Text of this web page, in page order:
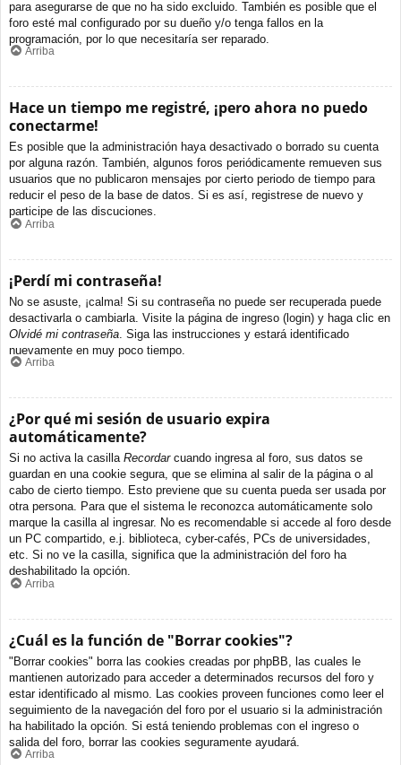
para asegurarse de que no ha sido excluido. También es posible que el
foro esté mal configurado por su dueño y/o tenga fallos en la
programación, por lo que necesitaría ser reparado.
Arriba
Hace un tiempo me registré, ¡pero ahora no puedo
conectarme!
Es posible que la administración haya desactivado o borrado su cuenta
por alguna razón. También, algunos foros periódicamente remueven sus
usuarios que no publicaron mensajes por cierto periodo de tiempo para
reducir el peso de la base de datos. Si es así, registrese de nuevo y
participe de las discuciones.
Arriba
¡Perdí mi contraseña!
No se asuste, ¡calma! Si su contraseña no puede ser recuperada puede
desactivarla o cambiarla. Visite la página de ingreso (login) y haga clic en
Olvidé mi contraseña . Siga las instrucciones y estará identificado
nuevamente en muy poco tiempo.
Arriba
¿Por qué mi sesión de usuario expira
automáticamente?
Si no activa la casilla Recordarcuando ingresa al foro, sus datos se
guardan en una cookie segura, que se elimina al salir de la página o al
cabo de cierto tiempo. Esto previene que su cuenta pueda ser usada por
otra persona. Para que el sistema le reconozca automáticamente solo
marque la casilla al ingresar. No es recomendable si accede al foro desde
un PC compartido, e.j. biblioteca, cyber-cafés, PCs de universidades,
etc. Si no ve la casilla, significa que la administración del foro ha
deshabilitado la opción.
Arriba
¿Cuál es la función de "Borrar cookies"?
"Borrar cookies" borra las cookies creadas por phpBB, las cuales le
mantienen autorizado para acceder a determinados recursos del foro y
estar identificado al mismo. Las cookies proveen funciones como leer el
seguimiento de la navegación del foro por el usuario si la administración
ha habilitado la opción. Si está teniendo problemas con el ingreso o
salida del foro, borrar las cookies seguramente ayudará.
Arriba